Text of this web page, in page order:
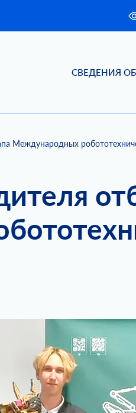
СВЕДЕНИЯ
Международных